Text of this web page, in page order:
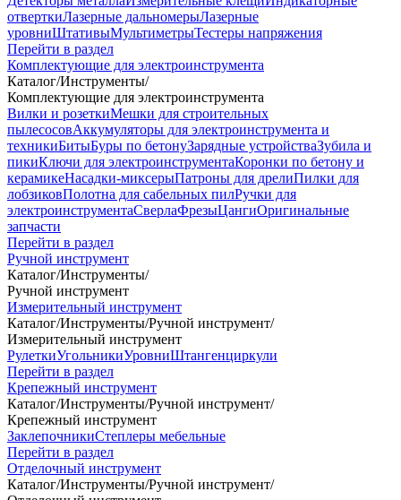
отверткиЛазерные дальномерыЛазерные
уровниШтативыМультиметрыТестеры напряжения
Перейти в раздел
Комплектующие для электроинструмента
Каталог/Инструменты/
Комплектующие для электроинструмента
Вилки и розеткиМешки для строительных
пылесосовАккумуляторы для электроинструмента и
техникиБитыБуры по бетонуЗарядные устройстваЗубила и
пикиКлючи для электроинструментаКоронки по бетону и
керамикеНасадки-миксерыПатроны для дрелиПилки для
лобзиковПолотна для сабельных пилРучки для
электроинструментаСверлаФрезыЦангиОригинальные
запчасти
Перейти в раздел
Ручной инструмент
Каталог/Инструменты/
Ручной инструмент
Измерительный инструмент
Каталог/Инструменты/Ручной инструмент/
Измерительный инструмент
РулеткиУгольникиУровниШтангенциркули
Перейти в раздел
Крепежный инструмент
Каталог/Инструменты/Ручной инструмент/
Крепежный инструмент
ЗаклепочникиСтеплеры мебельные
Перейти в раздел
Отделочный инструмент
Каталог/Инструменты/Ручной инструмент/